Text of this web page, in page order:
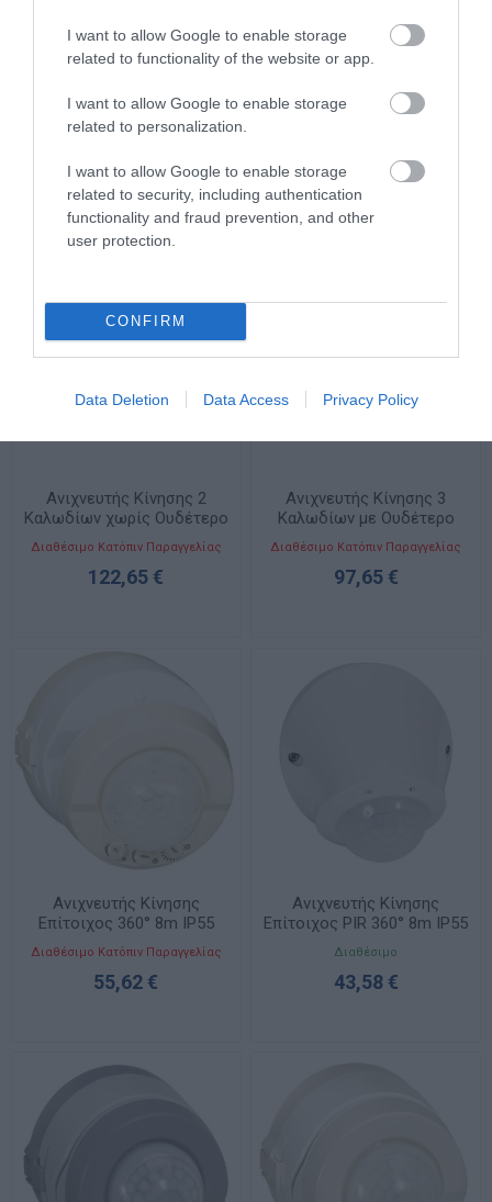
I want to allow Google to enable storage
related to functionality of the website or app.
I want to allow Google to enable storage
related to personalization.
I want to allow Google to enable storage
related to security, including authentication
functionality and fraud prevention, and other
user protection.
CONFIRM
Data Deletion Data Access Privacy Policy
P-200 Κουδούνα
Συναγερμού 230V 100dB
39,73 €
TL1 Διακόπτης
Λυκόφωτος Ράγας (με
67,10 €
Ανιχνευτής Κίνησης 2
Καλωδίων χωρίς Ουδέτερο
Λευκός 2 Στοιχείων
Mosaic 078458A
Διαθέσιμο Κατόπιν Παραγγελίας
122,65 €
Ανιχνευτής Κίνησης 3
Καλωδίων με Ουδέτερο
Λευκός 2 Στοιχείων
Mosaic 078454A
Διαθέσιμο Κατόπιν Παραγγελίας
97,65 €
Ανιχνευτής Κίνησης
Επίτοιχος 360° 8m IP55
Plexo 048898
Διαθέσιμο Κατόπιν Παραγγελίας
55,62 €
Ανιχνευτής Κίνησης
Επίτοιχος PIR 360° 8m IP55
048943
Διαθέσιμο
43,58 €